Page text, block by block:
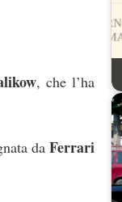
, che l’ha
da Ferrari